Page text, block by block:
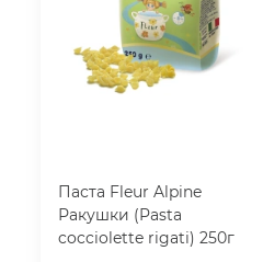
Паста Fleur Alpine
Ракушки (Pasta
cocciolette rigati) 250г